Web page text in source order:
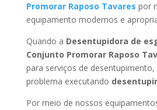
Promorar Raposo Tavares por
equipamento modernos e
Quando a Desentupidora de
Conjunto Promorar Raposo
para serviços de
problema executando
Por meio de nossos